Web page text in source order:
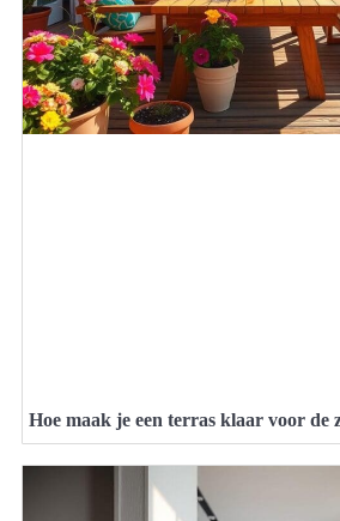
Hoe maak je een terras klaar voor de